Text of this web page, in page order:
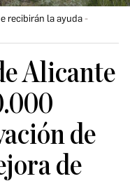
recibirán la ayuda
Alicante
de
de